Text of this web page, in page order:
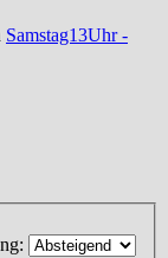
Samstag13Uhr -